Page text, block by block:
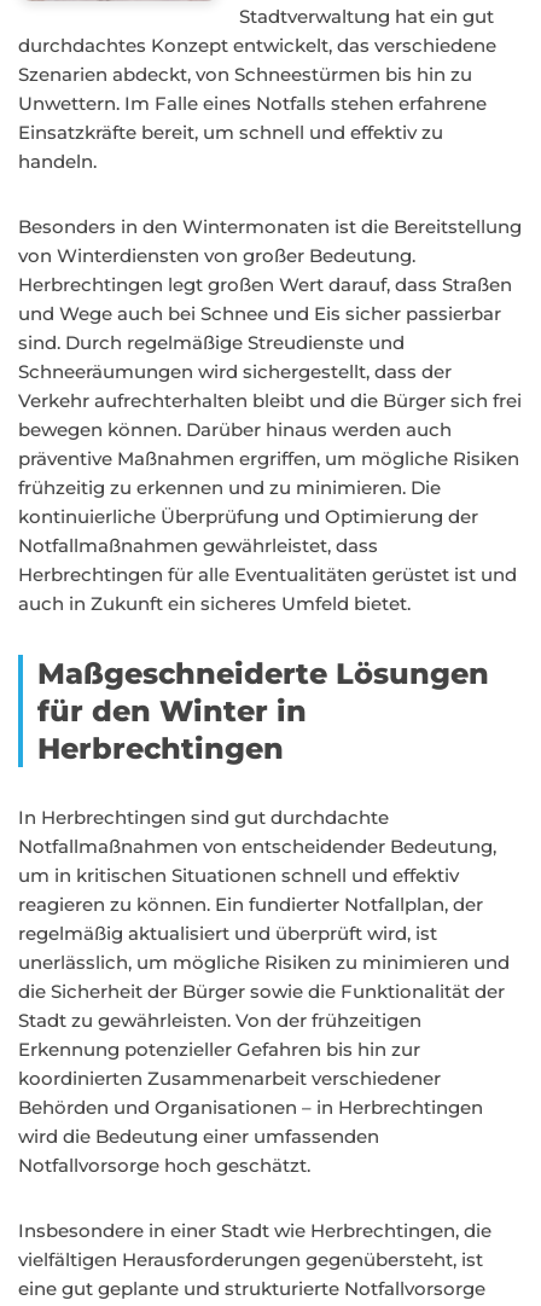
Stadtverwaltung hat ein gut
durchdachtes Konzept entwickelt, das verschiedene
Szenarien abdeckt, von Schneestürmen bis hin zu
Unwettern. Im Falle eines Notfalls stehen erfahrene
Einsatzkräfte bereit, um schnell und effektiv zu
handeln.
Besonders in den Wintermonaten ist die Bereitstellung
von Winterdiensten von großer Bedeutung.
Herbrechtingen legt großen Wert darauf, dass Straßen
und Wege auch bei Schnee und Eis sicher passierbar
sind. Durch regelmäßige Streudienste und
Schneeräumungen wird sichergestellt, dass der
Verkehr aufrechterhalten bleibt und die Bürger sich frei
bewegen können. Darüber hinaus werden auch
präventive Maßnahmen ergriffen, um mögliche Risiken
frühzeitig zu erkennen und zu minimieren. Die
kontinuierliche Überprüfung und Optimierung der
Notfallmaßnahmen gewährleistet, dass
Herbrechtingen für alle Eventualitäten gerüstet ist und
auch in Zukunft ein sicheres Umfeld bietet.
Maßgeschneiderte Lösungen
für den Winter in
Herbrechtingen
In Herbrechtingen sind gut durchdachte
Notfallmaßnahmen von entscheidender Bedeutung,
um in kritischen Situationen schnell und effektiv
reagieren zu können. Ein fundierter Notfallplan, der
regelmäßig aktualisiert und überprüft wird, ist
unerlässlich, um mögliche Risiken zu minimieren und
die Sicherheit der Bürger sowie die Funktionalität der
Stadt zu gewährleisten. Von der frühzeitigen
Erkennung potenzieller Gefahren bis hin zur
koordinierten Zusammenarbeit verschiedener
Behörden und Organisationen – in Herbrechtingen
wird die Bedeutung einer umfassenden
Notfallvorsorge hoch geschätzt.
Insbesondere in einer Stadt wie Herbrechtingen, die
vielfältigen Herausforderungen gegenübersteht, ist
eine gut geplante und strukturierte Notfallvorsorge